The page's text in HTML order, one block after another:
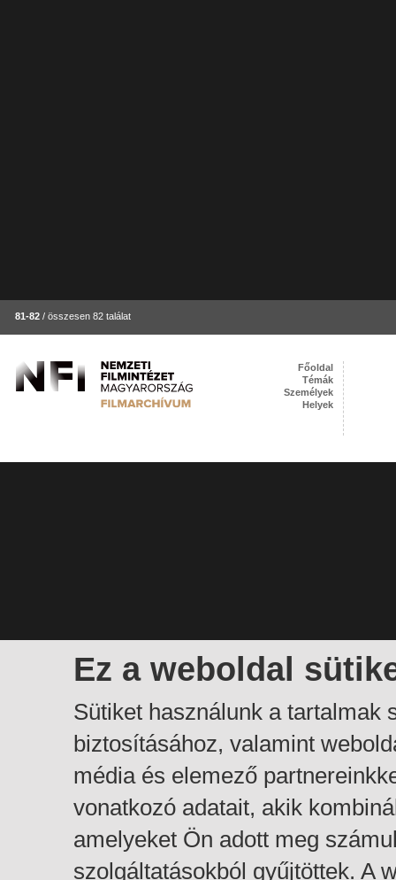
81-82 / összesen 82 találat
Ez a weboldal
Sütiket használunk a tartalmak
biztosításához, valamint
média és elemező
vonatkozó adatait, akik
amelyeket Ön adott meg
szolgáltatásokból gyűjtöttek. A
Főoldal
Témák
Személyek
Helyek